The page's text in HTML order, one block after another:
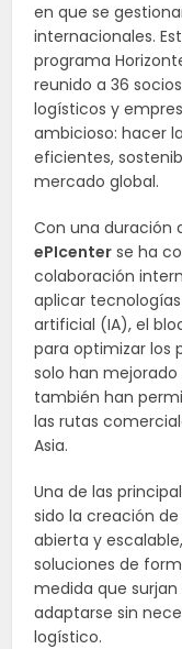
en que se
internacionales.
programa
reunido a 36
logísticos y
ambicioso: hacer
eficientes,
mercado global.
Con una duración
ePIcenter se ha
colaboración
aplicar
artificial (IA), el
para optimizar los
solo han
también han
las rutas
Asia.
Una de las
sido la creación
abierta y
soluciones de
medida que
adaptarse sin
logístico.